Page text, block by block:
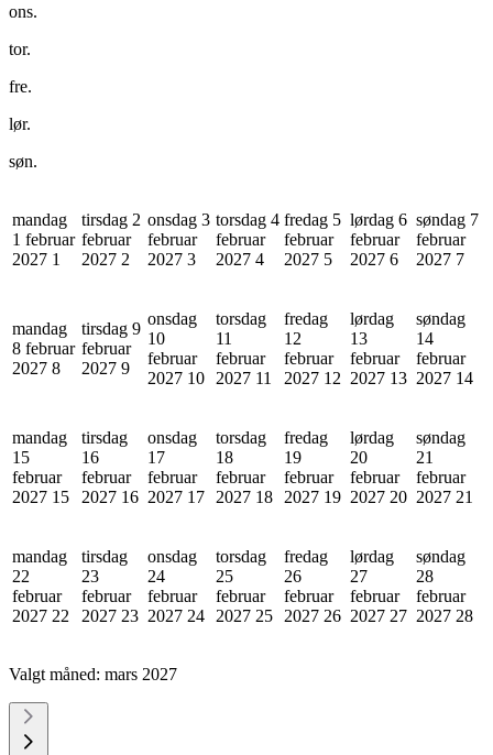
ons.
tor.
fre.
lør.
søn.
mandag
1 februar
2027 1
tirsdag 2
februar
2027 2
onsdag 3
februar
2027 3
torsdag 4
februar
2027 4
fredag 5
februar
2027 5
lørdag 6
februar
2027 6
søndag 7
februar
2027 7
mandag
8 februar
2027 8
tirsdag 9
februar
2027 9
onsdag
10
februar
2027 10
torsdag
11
februar
2027 11
fredag
12
februar
2027 12
lørdag
13
februar
2027 13
søndag
14
februar
2027 14
mandag
15
februar
2027 15
tirsdag
16
februar
2027 16
onsdag
17
februar
2027 17
torsdag
18
februar
2027 18
fredag
19
februar
2027 19
lørdag
20
februar
2027 20
søndag
21
februar
2027 21
mandag
22
februar
2027 22
tirsdag
23
februar
2027 23
onsdag
24
februar
2027 24
torsdag
25
februar
2027 25
fredag
26
februar
2027 26
lørdag
27
februar
2027 27
søndag
28
februar
2027 28
Valgt måned: mars 2027